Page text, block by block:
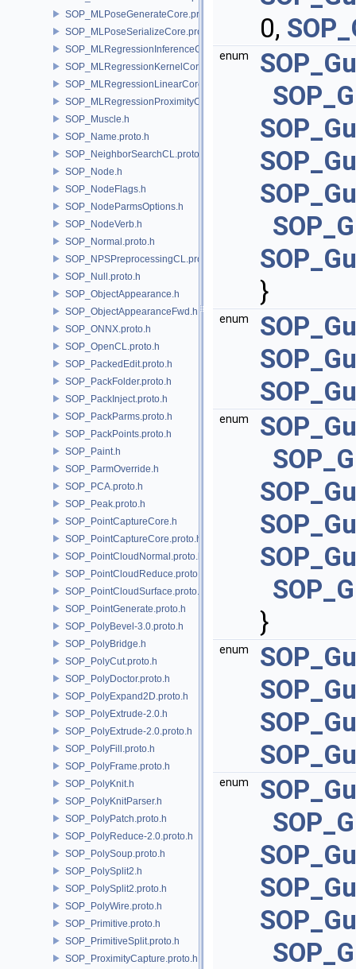
SOP_MLPoseGenerateCore.proto.h
SOP_MLPoseSerializeCore.proto.h
SOP_MLRegressionInferenceCore.proto.h
SOP_MLRegressionKernelCore.proto.h
SOP_MLRegressionLinearCore.proto.h
SOP_MLRegressionProximityCore.proto.h
SOP_Muscle.h
SOP_Name.proto.h
SOP_NeighborSearchCL.proto.h
SOP_Node.h
SOP_NodeFlags.h
SOP_NodeParmsOptions.h
SOP_NodeVerb.h
SOP_Normal.proto.h
SOP_NPSPreprocessingCL.proto.h
SOP_Null.proto.h
SOP_ObjectAppearance.h
SOP_ObjectAppearanceFwd.h
SOP_ONNX.proto.h
SOP_OpenCL.proto.h
SOP_PackedEdit.proto.h
SOP_PackFolder.proto.h
SOP_PackInject.proto.h
SOP_PackParms.proto.h
SOP_PackPoints.proto.h
SOP_Paint.h
SOP_ParmOverride.h
SOP_PCA.proto.h
SOP_Peak.proto.h
SOP_PointCaptureCore.h
SOP_PointCaptureCore.proto.h
SOP_PointCloudNormal.proto.h
SOP_PointCloudReduce.proto.h
SOP_PointCloudSurface.proto.h
SOP_PointGenerate.proto.h
SOP_PolyBevel-3.0.proto.h
SOP_PolyBridge.h
SOP_PolyCut.proto.h
SOP_PolyDoctor.proto.h
SOP_PolyExpand2D.proto.h
SOP_PolyExtrude-2.0.h
SOP_PolyExtrude-2.0.proto.h
SOP_PolyFill.proto.h
SOP_PolyFrame.proto.h
SOP_PolyKnit.h
SOP_PolyKnitParser.h
SOP_PolyPatch.proto.h
SOP_PolyReduce-2.0.proto.h
SOP_PolySoup.proto.h
SOP_PolySplit2.h
SOP_PolySplit2.proto.h
SOP_PolyWire.proto.h
SOP_Primitive.proto.h
SOP_PrimitiveSplit.proto.h
SOP_ProximityCapture.proto.h
0,
enum
}
enum
enum
}
enum
enum